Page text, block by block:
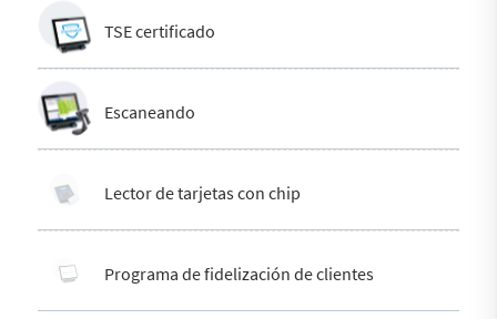
TSE certificado
Escaneando
Lector de tarjetas con chip
Programa de fidelización de clientes